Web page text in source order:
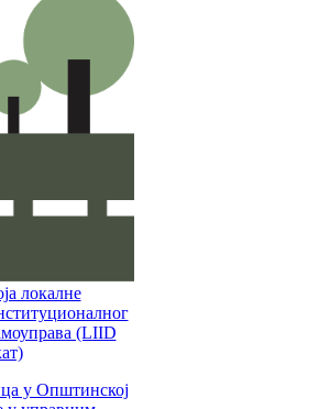
локалне
(LIID
у Општинској